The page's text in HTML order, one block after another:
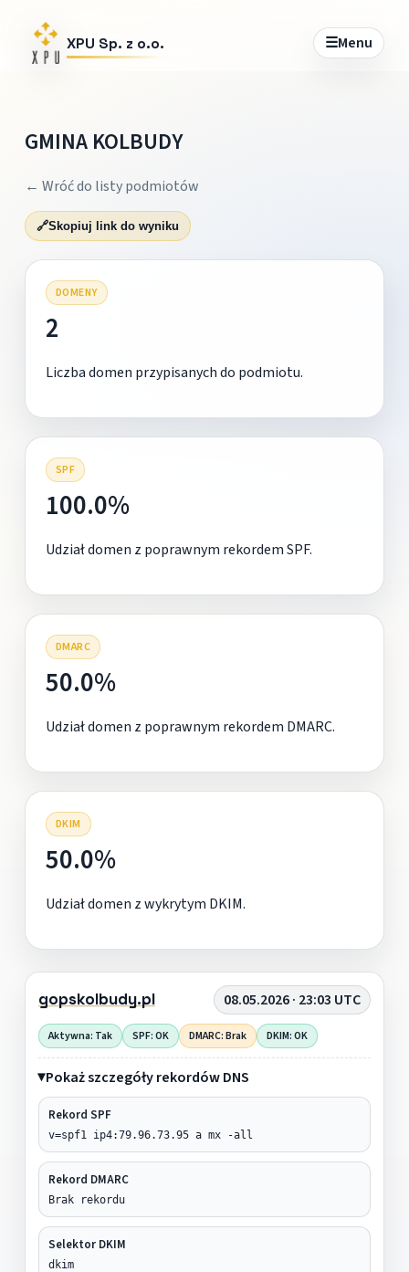
XPU Sp. z o.o. ☰Menu
GMINA KOLBUDY
← Wróć do listy podmiotów
🔗Skopiuj link do wyniku
DOMENY
2
Liczba domen przypisanych do podmiotu.
SPF
100.0%
Udział domen z poprawnym rekordem SPF.
DMARC
50.0%
Udział domen z poprawnym rekordem DMARC.
DKIM
50.0%
Udział domen z wykrytym DKIM.
gopskolbudy.pl 08.05.2026 · 23:03 UTC
Aktywna: Tak SPF: OK DMARC: Brak DKIM: OK
Pokaż szczegóły rekordów DNS
Rekord SPF
v=spf1 ip4:79.96.73.95 a mx -all
Rekord DMARC
Brak rekordu
Selektor DKIM
dkim